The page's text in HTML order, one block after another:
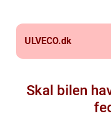
ULVECO.dk
Skal bilen